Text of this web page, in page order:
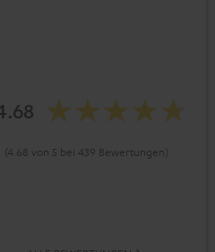
(4.68 von 5 bei 439 Bewertungen)